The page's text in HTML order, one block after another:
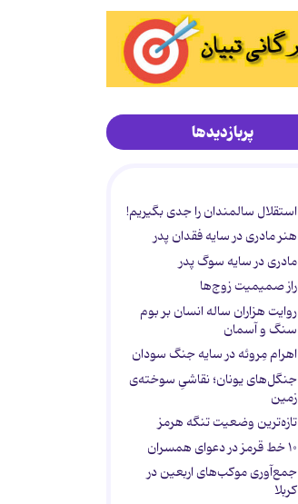
پربازدیدها
استقلال سالمندان را جدی بگیریم!
هنر مادری در سایه‌ فقدان پدر
مادری در سایه سوگ پدر
راز صمیمیت زوج‌ها
روایت هزاران ساله انسان بر بوم
سنگ و آسمان
اهرام مِروئه در سایه جنگ سودان
جنگل‌های یونان؛ نقاشیِ سوخته‌ی
زمین
تازه‌ترین وضعیت تنگه هرمز
۱۰ خط قرمز در دعوای همسران
جمع‌آوری موکب‌های اربعین در
کربلا